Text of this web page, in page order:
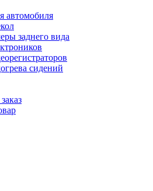
автомобиля
заднего вида
сидений